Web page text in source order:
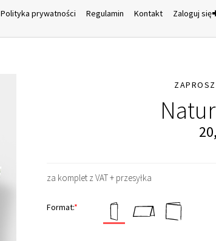
Polityka prywatności Regulamin Kontakt Zaloguj się
za komplet z VAT + przesyłka
Format:*